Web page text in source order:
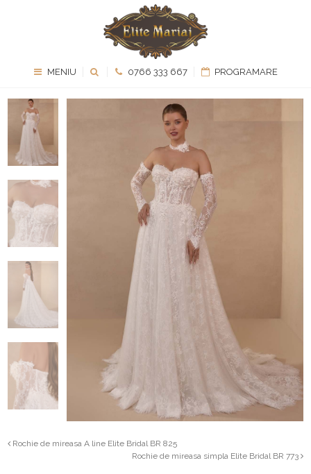
MENIU 0766 333 667 PROGRAMARE
Rochie de mireasa A line Elite Bridal BR 825
Rochie de mireasa simpla Elite Bridal BR 773